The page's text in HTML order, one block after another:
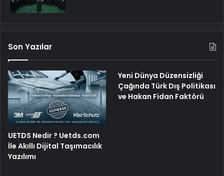
Son Yazılar
UETDS Nedir ? Uetds.com
İle Akıllı Dijital Taşımacılık
Yazılımı
Yeni Dünya Düzensizliği
Çağında Türk Dış Politikası
ve Hakan Fidan Faktörü